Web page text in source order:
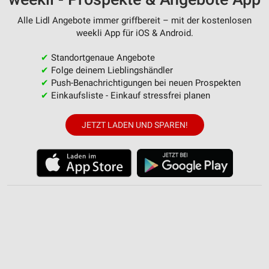
Alle Lidl Angebote immer griffbereit – mit der kostenlosen
weekli App für iOS & Android.
✔ Standortgenaue Angebote
✔ Folge deinem Lieblingshändler
✔ Push-Benachrichtigungen bei neuen Prospekten
✔ Einkaufsliste - Einkauf stressfrei planen
JETZT LADEN UND SPAREN!
von Inhalten
personalisierter Inhalte
Messung der Werbeleistung
Analyse von Zielgruppen durch Statistiken oder
Quellen
Entwicklung und Verbesserung der Angebote